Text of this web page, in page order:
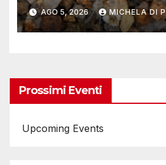
AGO 5, 2026 MICHELA DI
Prossimi Eventi
Upcoming Events